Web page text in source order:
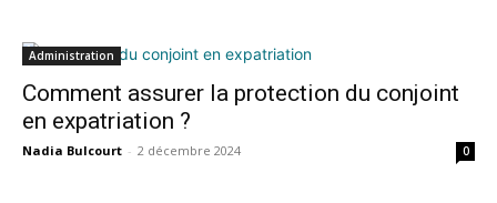
Administration
Comment assurer la protection du conjoint
en expatriation ?
Nadia Bulcourt - 2 décembre 2024 0